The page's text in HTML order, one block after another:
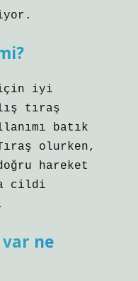
iyi
tıraş
batık
olurken,
hareket
cildi
var ne